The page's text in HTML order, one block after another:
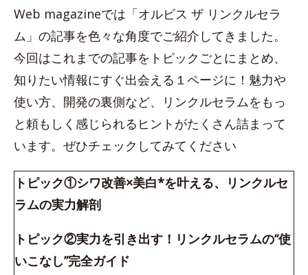
Web magazineでは「オルビス ザ リンクルセラ
ム」の記事を色々な角度でご紹介してきました。
今回はこれまでの記事をトピックごとにまとめ、
知りたい情報にすぐ出会える１ページに！魅力や
使い方、開発の裏側など、リンクルセラムをもっ
と頼もしく感じられるヒントがたくさん詰まって
います。ぜひチェックしてみてください
トピック①シワ改善×美白*を叶える、リンクルセ
ラムの実力解剖
トピック②実力を引き出す！リンクルセラムの“使
いこなし”完全ガイド